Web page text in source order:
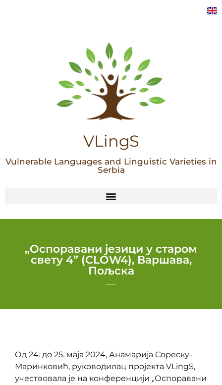
VLingS
Vulnerable Languages and Linguistic Varieties in
Serbia
„Оспоравани језици у старом
свету 4” (CLOW4), Варшава,
Пољска
Од 24. до 25. маја 2024, Анамарија Сореску-
Маринковић, руководилац пројекта VLingS,
учествовала је на конференцији „Оспоравани